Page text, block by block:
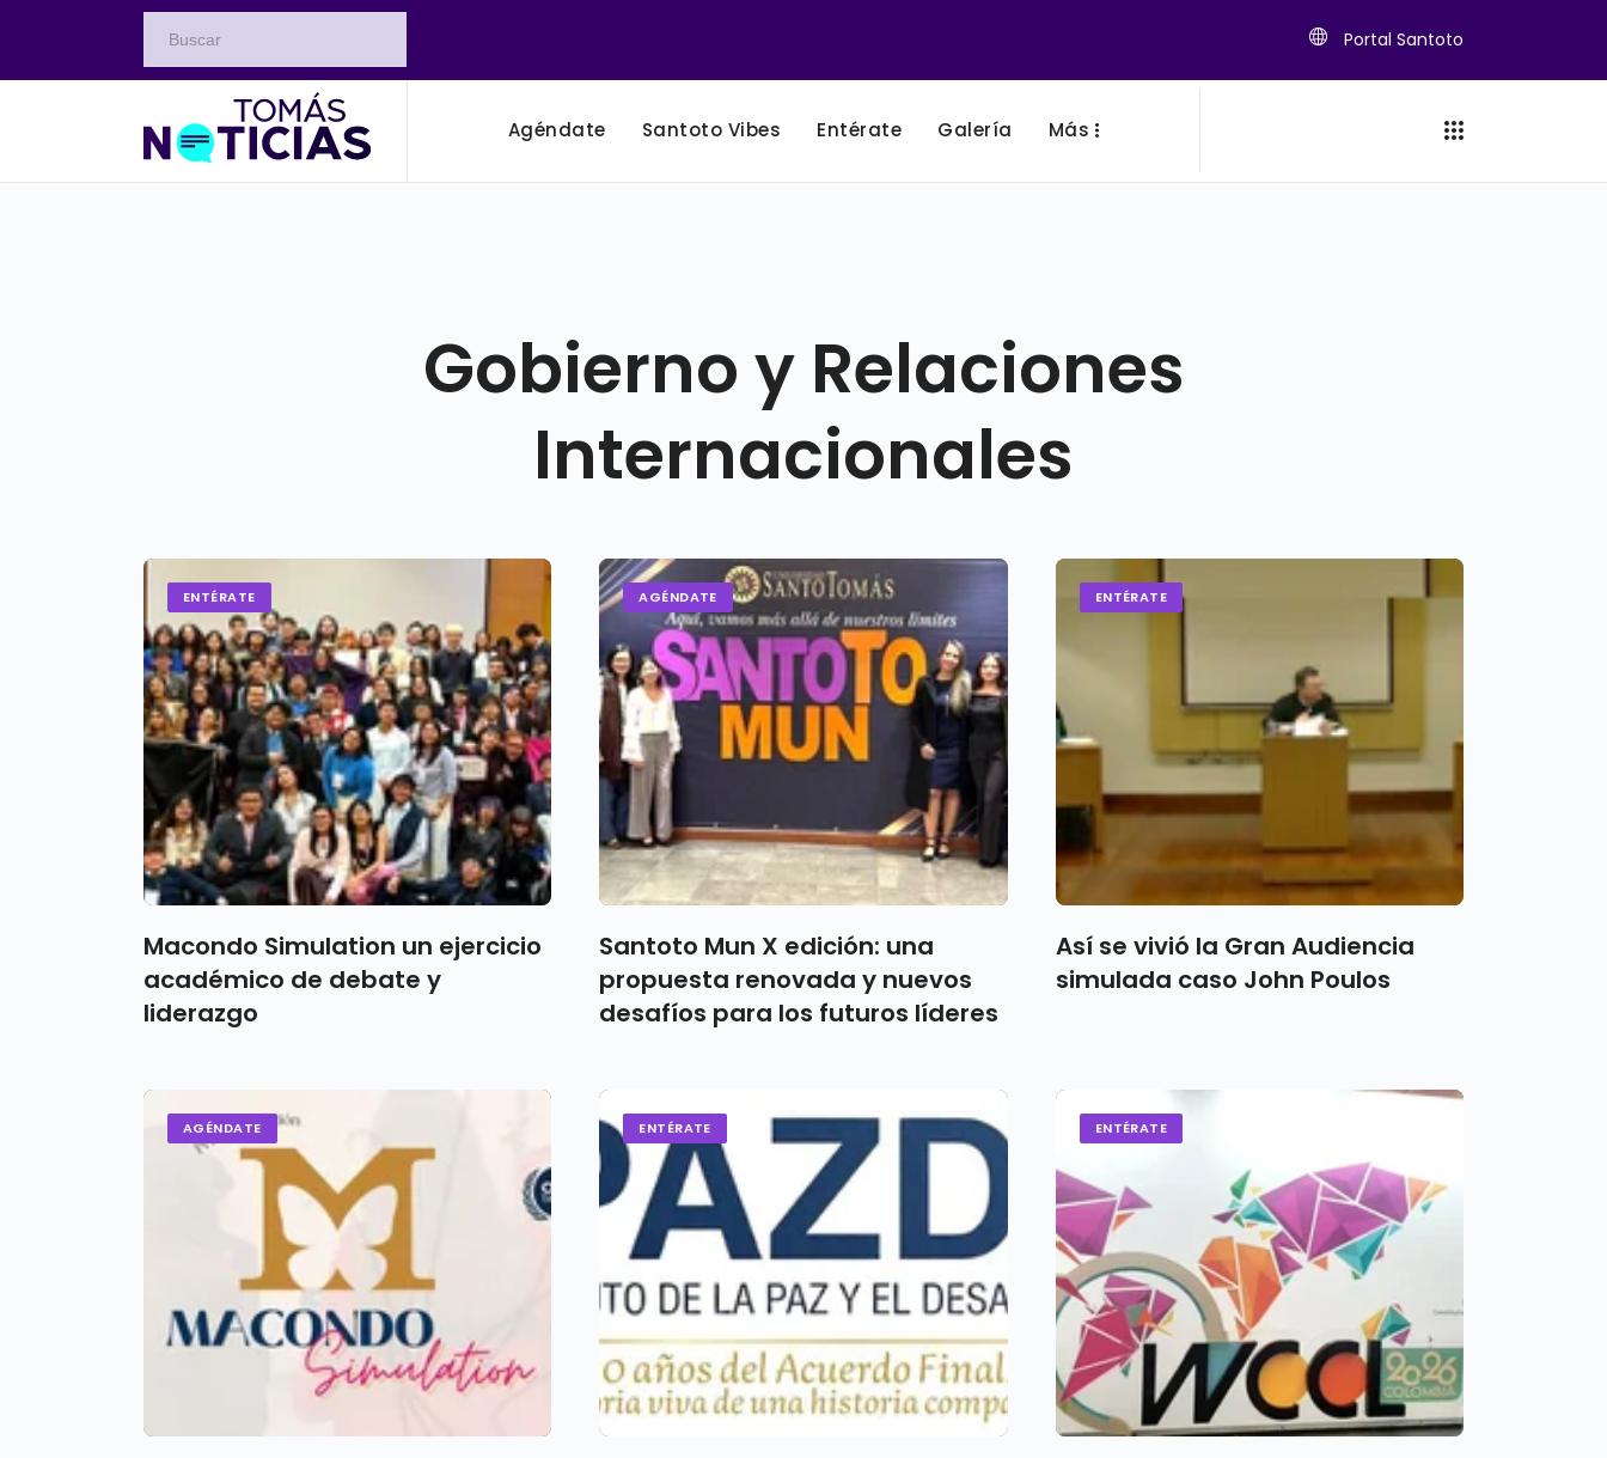
Portal Santoto
Agéndate Santoto Vibes Entérate Galería Más
Gobierno y Relaciones
Internacionales
ENTÉRATE
Macondo Simulation un ejercicio
académico de debate y
liderazgo
AGÉNDATE
Santoto Mun X edición: una
propuesta renovada y nuevos
desafíos para los futuros líderes
ENTÉRATE
Así se vivió la Gran Audiencia
simulada caso John Poulos
AGÉNDATE ENTÉRATE ENTÉRATE